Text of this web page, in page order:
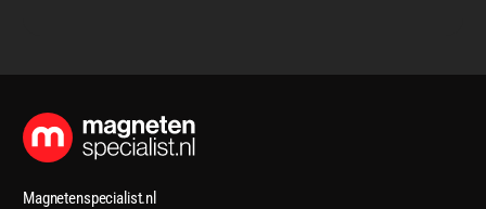
Magnetenspecialist.nl